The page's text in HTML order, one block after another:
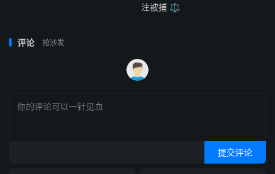
注被捕 ⚖️
评论 抢沙发
提交评论